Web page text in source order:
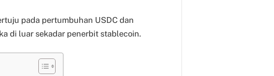
pada pertumbuhan USDC dan
di luar sekadar penerbit stablecoin.